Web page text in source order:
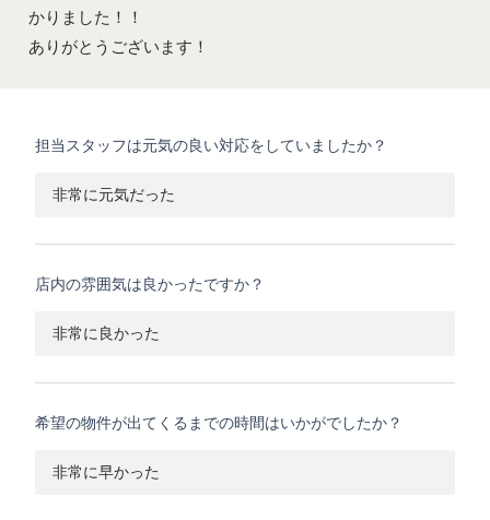
かりました！！
ありがとうございます！
担当スタッフは元気の良い対応をしていましたか？
非常に元気だった
店内の雰囲気は良かったですか？
非常に良かった
希望の物件が出てくるまでの時間はいかがでしたか？
非常に早かった